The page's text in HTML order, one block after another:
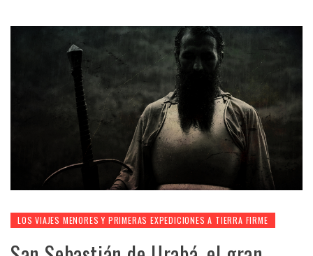
LOS VIAJES MENORES Y PRIMERAS EXPEDICIONES A TIERRA FIRME